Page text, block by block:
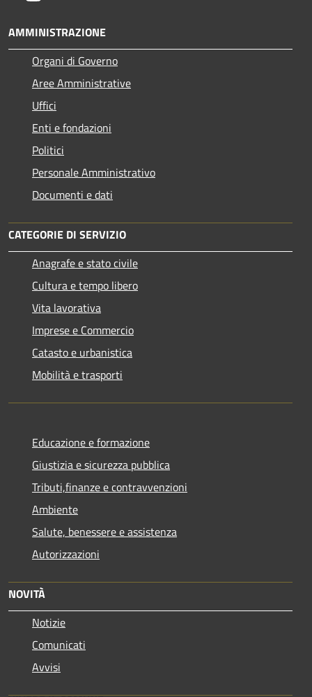
AMMINISTRAZIONE
Organi di Governo
Aree Amministrative
Uffici
Enti e fondazioni
Politici
Personale Amministrativo
Documenti e dati
CATEGORIE DI SERVIZIO
Anagrafe e stato civile
Cultura e tempo libero
Vita lavorativa
Imprese e Commercio
Catasto e urbanistica
Mobilità e trasporti
Educazione e formazione
Giustizia e sicurezza pubblica
Tributi,finanze e contravvenzioni
Ambiente
Salute, benessere e assistenza
Autorizzazioni
NOVITÀ
Notizie
Comunicati
Avvisi